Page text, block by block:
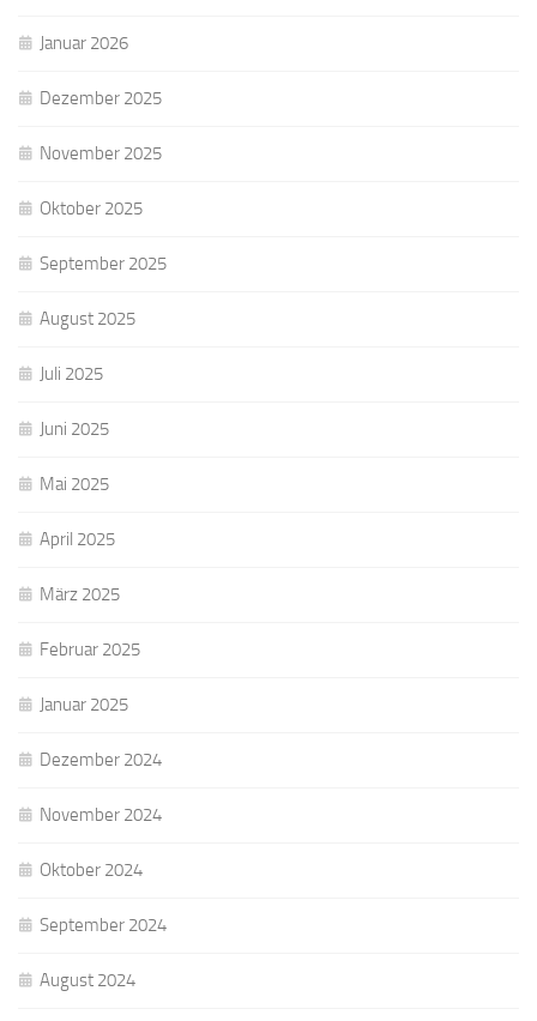
Januar 2026
Dezember 2025
November 2025
Oktober 2025
September 2025
August 2025
Juli 2025
Juni 2025
Mai 2025
April 2025
März 2025
Februar 2025
Januar 2025
Dezember 2024
November 2024
Oktober 2024
September 2024
August 2024